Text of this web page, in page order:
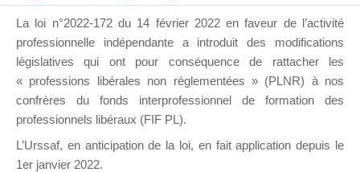
DIRIGEANT
Groupe Public
il y a un mois
La loi n°2022-172 du 14 février 2022 en faveur de l’activité
professionnelle indépendante a introduit des modifications
législatives qui ont pour conséquence de rattacher les
« professions libérales non réglementées » (PLNR) à nos
confrères du fonds interprofessionnel de formation des
professionnels libéraux (FIF PL).
L’Urssaf, en anticipation de la loi, en fait application depuis le
1er janvier 2022.